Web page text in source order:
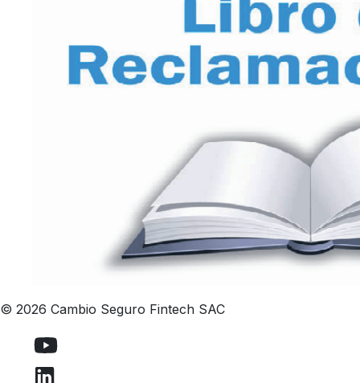
© 2026 Cambio Seguro Fintech SAC